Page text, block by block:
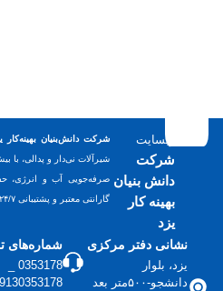
وبسایت
شرکت
دانش بنیان
بهینه کار
یزد
شرکت دانش‌بنیان بهینه‌کار
صرفه‌جویی آب و انرژی،
گارانتی معتبر و پشتیبانی ۲۴/۷.
نشانی دفتر مرکزی
یزد، بلوار
دانشجو-۵۰۰متر بعد
شماره‌های